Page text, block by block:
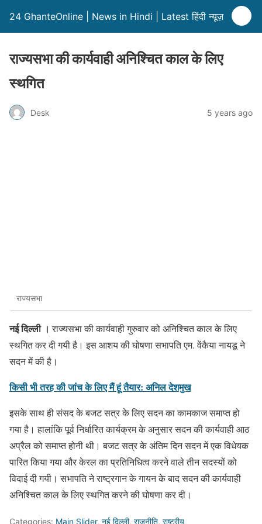
24 GhanteOnline | News in Hindi | Latest हिंदी न्यूज़
राज्यसभा की कार्यवाही अनिश्चित काल के लिए
स्थगित
Desk 5 years ago
राज्यसभा
नई दिल्ली । राज्यसभा की कार्यवाही गुरुवार को अनिश्चित काल के लिए
स्थगित कर दी गयी है। इस आशय की घोषणा सभापति एम. वेंकैया नायडू ने
सदन में की है।
किसी भी तरह की जांच के लिए मैं हूं तैयार: अनिल देशमुख
इसके साथ ही संसद के बजट सत्र के लिए सदन का कामकाज समाप्त हो
गया है। हालांकि पूर्व निर्धारित कार्यक्रम के अनुसार सदन की कार्यवाही आठ
अप्रैल को समाप्त होनी थी। बजट सत्र के अंतिम दिन सदन में एक विधेयक
पारित किया गया और केरल का प्रतिनिधित्व करने वाले तीन सदस्यों को
विदाई दी गयी। सभापति ने राष्ट्रगान के गायन के बाद सदन की कार्यवाही
अनिश्चित काल के लिए स्थगित करने की घोषणा कर दी।
Categories: Main Slider, नई दिल्ली, राजनीति, राष्ट्रीय